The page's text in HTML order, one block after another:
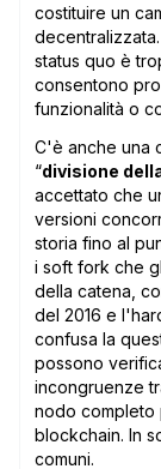
costituire un
status quo è
consentono
funzionalità o
C'è anche una
“divisione
accettato che
versioni
storia fino al
i soft fork che
della catena,
del 2016 e
confusa la
possono
incongruenze
nodo completo
blockchain. In
comuni.